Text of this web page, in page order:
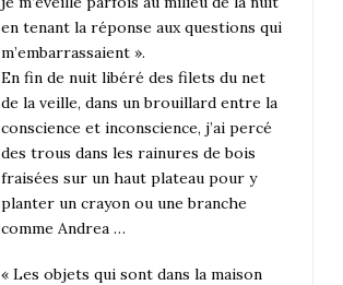
en tenant la réponse aux questions qui
m’embarrassaient ».
En fin de nuit libéré des filets du net
de la veille, dans un brouillard entre la
conscience et inconscience, j’ai percé
des trous dans les rainures de bois
fraisées sur un haut plateau pour y
planter un crayon ou une branche
comme Andrea …
« Les objets qui sont dans la maison